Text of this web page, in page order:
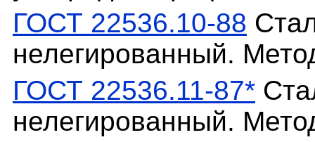
ГОСТ 22536.10-88
нелегированный.
ГОСТ 22536.11-87*
нелегированный.